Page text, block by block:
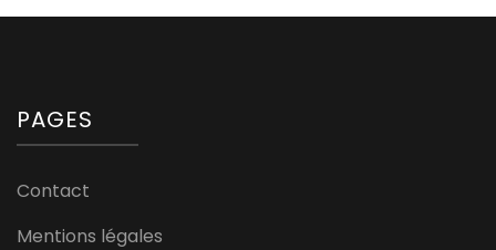
PAGES
Contact
Mentions légales